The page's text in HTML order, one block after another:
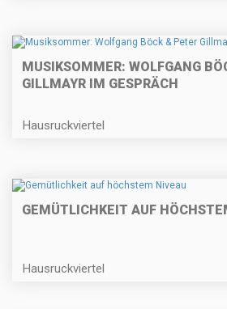
MUSIKSOMMER: WOLFGANG
GILLMAYR IM GESPRÄCH
Hausruckviertel
GEMÜTLICHKEIT AUF
Hausruckviertel